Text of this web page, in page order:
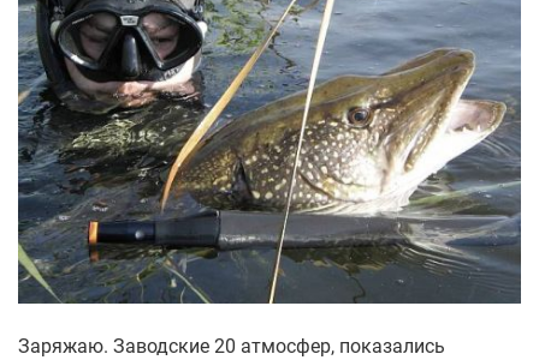
Заряжаю. Заводские 20 атмосфер, показались